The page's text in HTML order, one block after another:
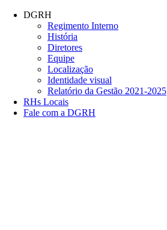
Conteúdo principal
DGRH
Regimento Interno
História
Diretores
Equipe
Localização
Identidade visual
Relatório da Gestão 2021-2025
RHs Locais
Fale com a DGRH